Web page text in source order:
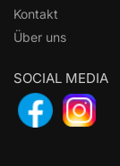
Kontakt
Über uns
SOCIAL MEDIA